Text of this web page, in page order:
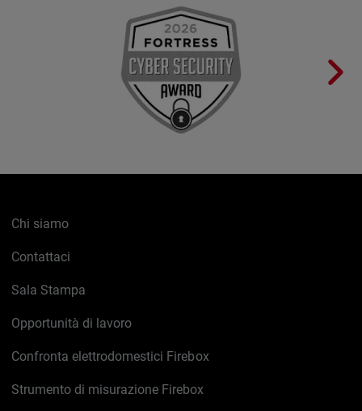
Chi siamo
Contattaci
Sala Stampa
Opportunità di lavoro
Confronta elettrodomestici Firebox
Strumento di misurazione Firebox